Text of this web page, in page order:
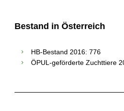
Bestand in Österreich
HB-Bestand 2016: 776
ÖPUL-geförderte Zuchttiere